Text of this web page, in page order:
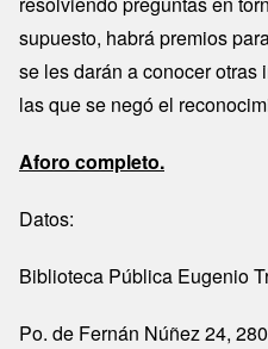
supuesto, habrá premios
se les darán a conocer
las que se negó el
Aforo completo.
Datos:
Biblioteca Pública Eugenio
Po. de Fernán Núñez 24,